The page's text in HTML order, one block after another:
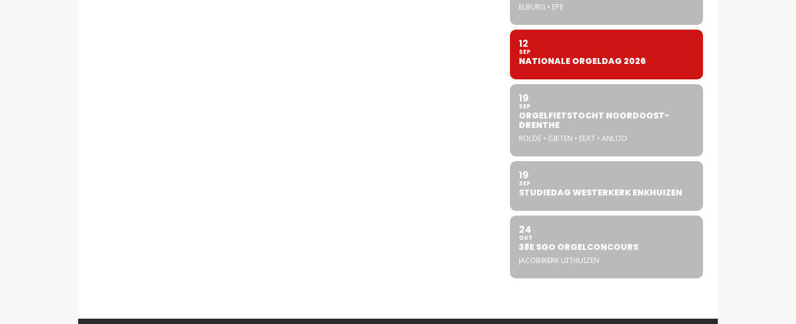
ELBURG • EPE
12
SEP
NATIONALE ORGELDAG 2026
19
SEP
ORGELFIETSTOCHT NOORDOOST-
DRENTHE
ROLDE • GIETEN • EEXT • ANLOO
19
SEP
STUDIEDAG WESTERKERK ENKHUIZEN
24
OKT
38E SGO ORGELCONCOURS
JACOBIKERK UITHUIZEN